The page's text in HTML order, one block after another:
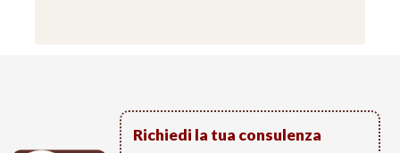
Richiedi la tua consulenza